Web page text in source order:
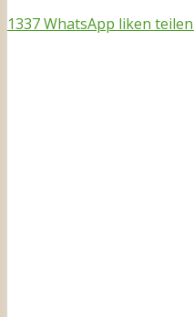
1337WhatsApp liken teilen